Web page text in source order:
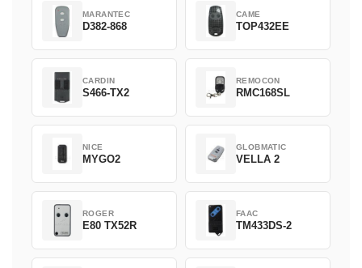
MARANTEC
D382-868
CAME
TOP432EE
CARDIN
S466-TX2
REMOCON
RMC168SL
NICE
MYGO2
GLOBMATIC
VELLA 2
ROGER
E80 TX52R
FAAC
TM433DS-2